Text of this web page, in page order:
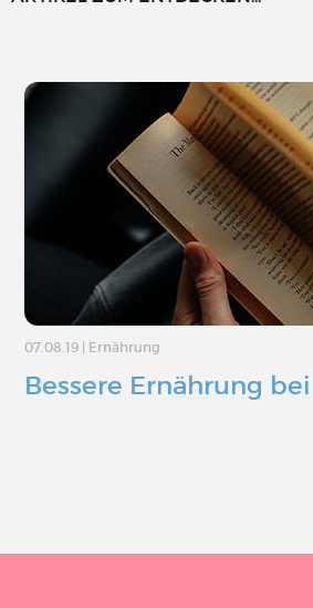
07.08.19 Ernährung
Bessere Ernährung